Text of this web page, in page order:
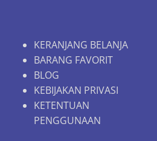
KERANJANG BELANJA
BARANG FAVORIT
BLOG
KEBIJAKAN PRIVASI
KETENTUAN
PENGGUNAAN